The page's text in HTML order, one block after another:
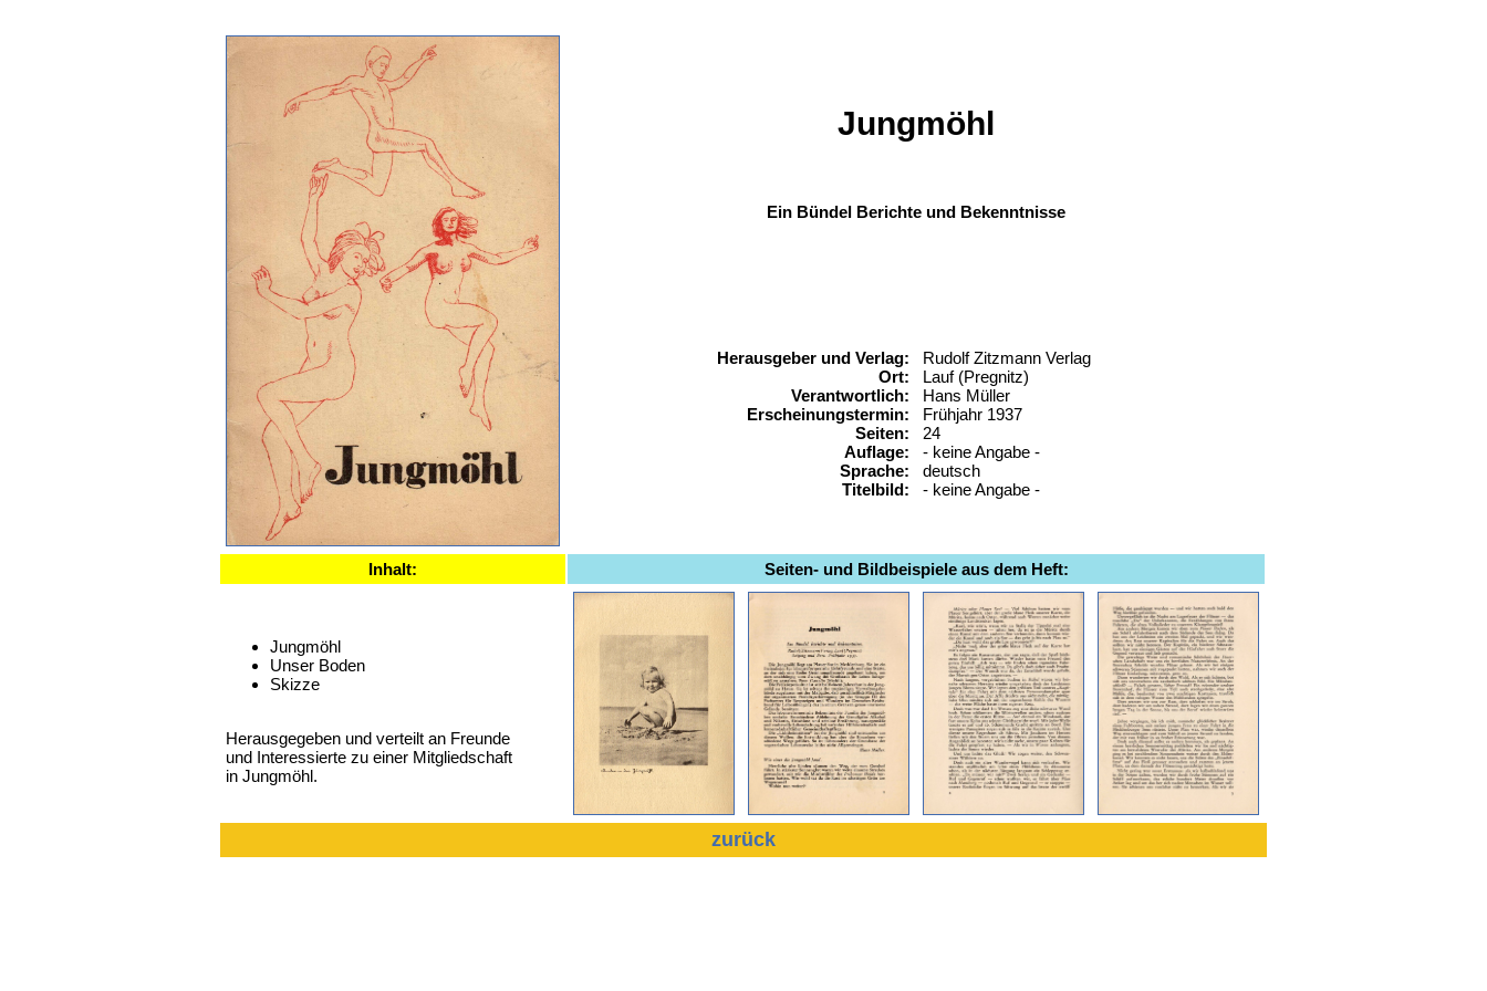
Jungmöhl
Ein Bündel Berichte und Bekenntnisse
Herausgeber und Verlag:
Ort:
Verantwortlich:
Erscheinungstermin:
Seiten:
Auflage:
Sprache:
Titelbild:
Rudolf Zitzmann Verlag
Lauf (Pregnitz)
Hans Müller
Frühjahr 1937
24
- keine Angabe -
deutsch
- keine Angabe -
Inhalt: Seiten- und Bildbeispiele aus dem Heft:
Jungmöhl
Unser Boden
Skizze
Herausgegeben und verteilt an Freunde
und Interessierte zu einer Mitgliedschaft
in Jungmöhl.
zurück